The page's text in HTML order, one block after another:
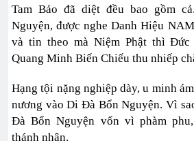
Tam Bảo đã diệt đều bao gồm
Nguyện, được nghe Danh Hiệu
và tin theo mà Niệm Phật thì
Quang Minh Biến Chiếu thu nhiếp
Hạng tội nặng nghiệp dày, u minh
nương vào Di Đà Bổn Nguyện. Vì
Đà Bổn Nguyện vốn vì phàm
thánh nhân.